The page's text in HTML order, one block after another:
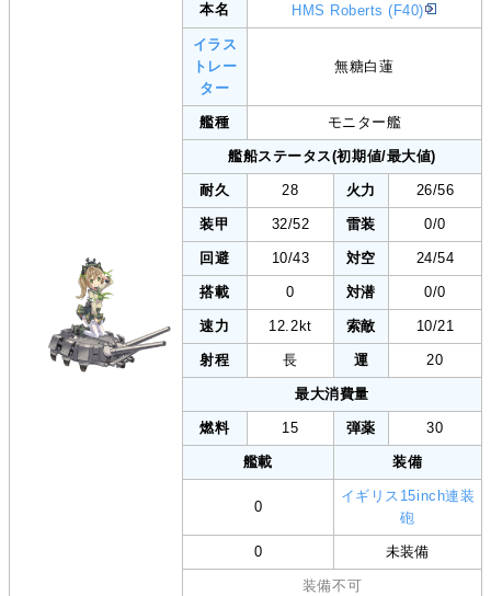
本名 HMS Roberts (F40)
イラス
トレー
ター
無糖白蓮
艦種 モニター艦
艦船ステータス(初期値/最大値)
耐久 28 火力 26/56
装甲 32/52 雷装 0/0
回避 10/43 対空 24/54
搭載 0 対潜 0/0
速力 12.2kt 索敵 10/21
射程 長 運 20
最大消費量
燃料 15 弾薬 30
艦載 装備
0
イギリス15inch連装
砲
0 未装備
装備不可